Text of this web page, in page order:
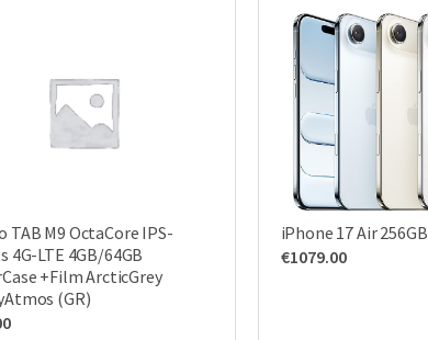
TAB M9 OctaCore IPS-
4G-LTE 4GB/64GB
+Film ArcticGrey
(GR)
iPhone 17 Air 256GB
€1079.00